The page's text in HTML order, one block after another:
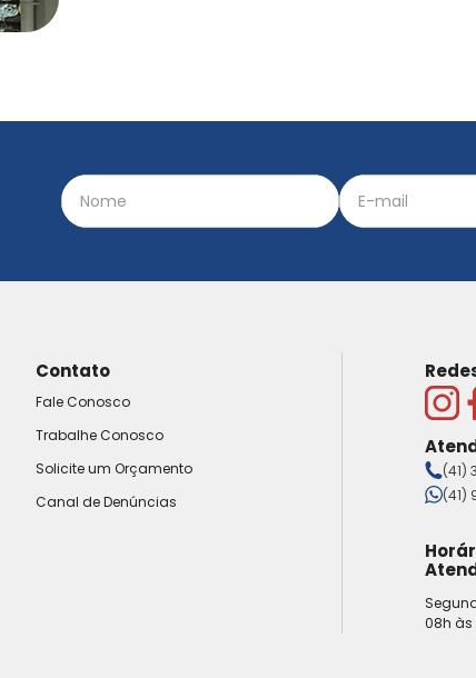
Contato
Fale Conosco
Trabalhe Conosco
Solicite um Orçamento
Canal de Denúncias
(41)
(41)
08h às